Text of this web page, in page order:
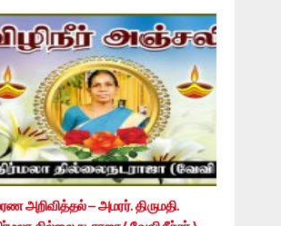
அறிவித்தல் – அமரர். திருமதி.